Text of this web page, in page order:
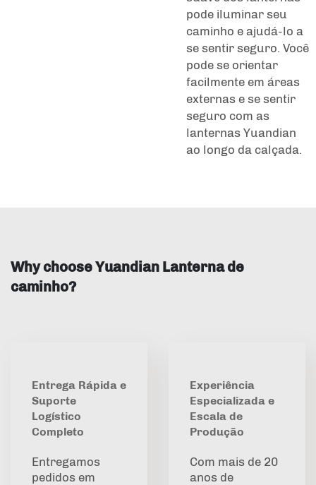
pode iluminar seu
caminho e ajudá-lo a
se sentir seguro. Você
pode se orientar
facilmente em áreas
externas e se sentir
seguro com as
lanternas Yuandian
ao longo da calçada.
Why choose Yuandian Lanterna de
caminho?
Entrega Rápida e
Suporte
Logístico
Completo
Entregamos
pedidos em
Experiência
Especializada e
Escala de
Produção
Com mais de 20
anos de